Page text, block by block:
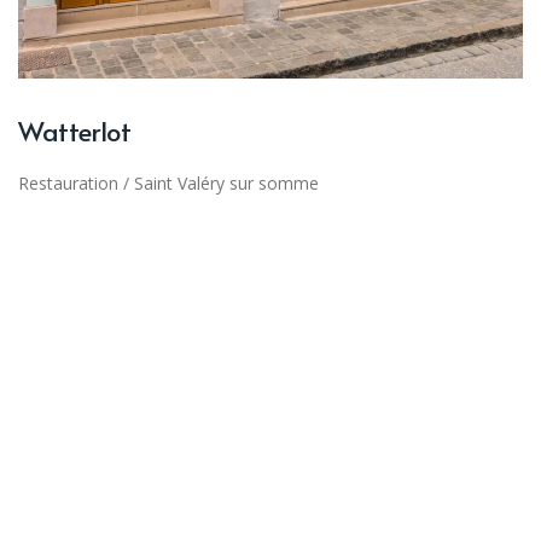
Watterlot
Restauration / Saint Valéry sur somme